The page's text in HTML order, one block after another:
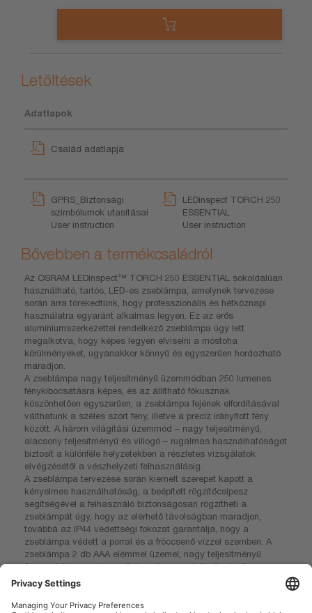
Letöltések
Adatlapok
Család adatlapja
GPRS_Biztonsági
szimbólumok utasításai
User instruction
LEDinspect TORCH 250
ESSENTIAL
User instruction
Bővebben a termékcsaládról
Az OSRAM LEDinspect™ TORCH 250 ESSENTIAL sokoldalúan
használható, tartós, LED-es zseblámpa, amelynek tervezése
során arra törekedtünk, hogy professzionális és hétköznapi
használatra egyaránt alkalmas legyen. Ez az erős
alumíniumszerkezettel rendelkező zseblámpa úgy lett
megalkotva, hogy képes legyen elviselni a mostoha
körülményeket, ugyanakkor könnyű és egyszerűen hordozható
maradjon.
A zseblámpa nagy teljesítményű üzemmódban 250 lumenes
fénykibocsátásra képes, és az állítható fókusznak
köszönhetően egyszerűen, a zseblámpa fejének elfordításával
válthatunk a széles szórt fény, illetve a precíz irányított fény
között. A három világítási üzemmód – nagy teljesítményű,
alacsony teljesítményű és villogó – rugalmas használhatóságot
biztosít a különféle helyzetekben a részletes vizsgálatok
elvégzésétől a vészhelyzeti felhasználásig.
A zseblámpa tervezése során kiemelt szerepet kapott a
kényelmes használhatóság, a beépített rögzítőcsipesz
segítségével a felhasználó biztonságosan rögzítheti a
zseblámpát úgy, hogy az elérhető távolságban maradjon,
továbbá az IP44 védettségi fokozat garantálja, hogy a
zseblámpa védett a porral és a fröccsenő vízzel szemben. A
zseblámpa 2 db AAA elemmel üzemel, nagy teljesítményű
üzemmódban maximum 2 óra, alacsony teljesítményű
üzemmódban pedig akár 6 óra üzemidőre képes, ezáltal
nélkülözhetetlen eszköz műhelyek és szervizek számára,
valamint útközben történő felhasználásra.